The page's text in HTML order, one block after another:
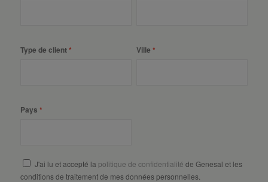
Type de client Ville
Pays
J'ai lu et accepté la politique de confidentialité de Genesal et les
conditions de traitement de mes données personnelles.